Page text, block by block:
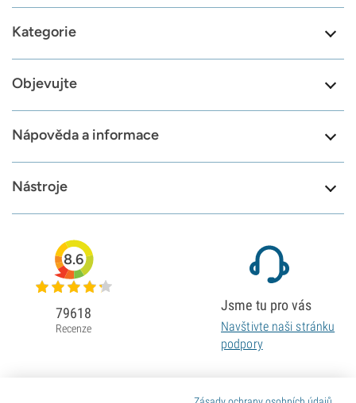
Kategorie
Objevujte
Nápověda a informace
Nástroje
8.6
79618
Recenze
Jsme tu pro vás
Navštivte naši stránku
podpory